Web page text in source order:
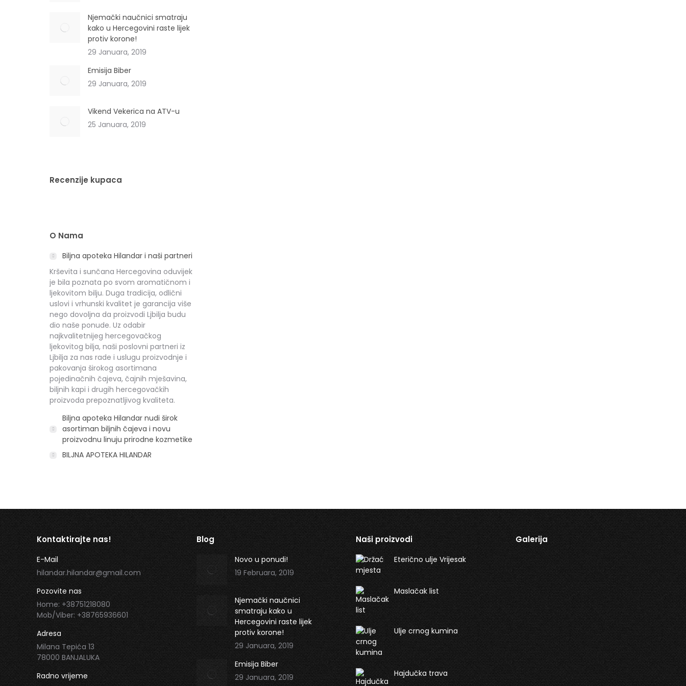
Njemački naučnici smatraju
kako u Hercegovini raste lijek
protiv korone!
29 Januara, 2019
Emisija Biber
29 Januara, 2019
Vikend Vekerica na ATV-u
25 Januara, 2019
Recenzije kupaca
O Nama
Biljna apoteka Hilandar i naši partneri
Krševita i sunčana Hercegovina oduvijek
je bila poznata po svom aromatičnom i
ljekovitom bilju. Duga tradicija, odlični
uslovi i vrhunski kvalitet je garancija više
nego dovoljna da proizvodi Ljbilja budu
dio naše ponude. Uz odabir
najkvalitetnijeg hercegovačkog
ljekovitog bilja, naši poslovni partneri iz
Ljbilja za nas rade i uslugu proizvodnje i
pakovanja širokog asortimana
pojedinačnih čajeva, čajnih mješavina,
biljnih kapi i drugih hercegovačkih
proizvoda prepoznatljivog kvaliteta.
Biljna apoteka Hilandar nudi širok
asortiman biljnih čajeva i novu
proizvodnu linuju prirodne kozmetike
BILJNA APOTEKA HILANDAR
Kontaktirajte nas!
E-Mail
hilandar.hilandar@gmail.com
Pozovite nas
Home: +38751218080
Mob/Viber: +38765936601
Adresa
Milana Tepića 13
78000 BANJALUKA
Radno vrijeme
Blog
Novo u ponudi!
19 Februara, 2019
Njemački naučnici
smatraju kako u
Hercegovini raste lijek
protiv korone!
29 Januara, 2019
Emisija Biber
29 Januara, 2019
Naši proizvodi
Eterično ulje Vrijesak
Maslačak list
Ulje crnog kumina
Hajdučka trava
Galerija